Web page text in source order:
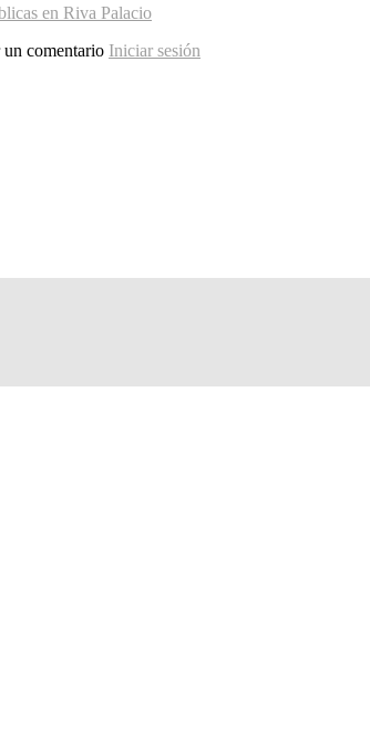
en Riva Palacio
un comentario Iniciar sesión